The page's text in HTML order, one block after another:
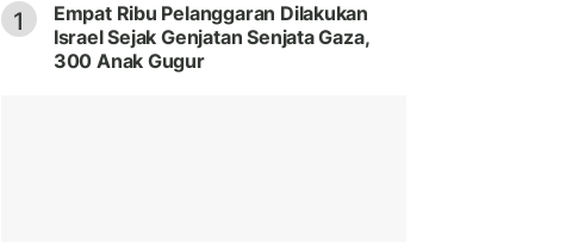
1
Empat Ribu Pelanggaran Dilakukan
Israel Sejak Genjatan Senjata Gaza,
300 Anak Gugur